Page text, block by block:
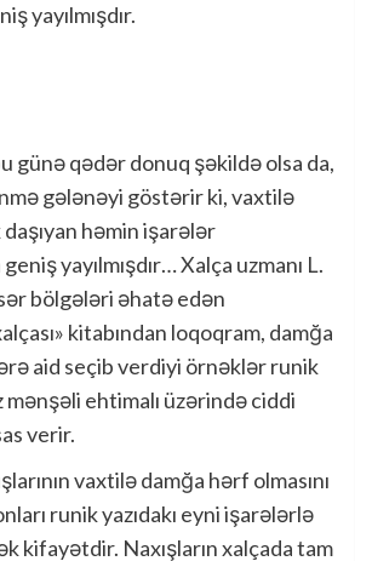
yayılmışdır.
günə qədər donuq şəkildə olsa da,
gələnəyi göstərir ki, vaxtilə
həmin işarələr
yayılmışdır… Xalça uzmanı L.
bölgələri əhatə edən
kitabından loqoqram, damğa
aid seçib verdiyi örnəklər runik
mənşəli ehtimalı üzərində ciddi
verir.
vaxtilə damğa hərf olmasını
runik yazıdakı eyni işarələrlə
kifayətdir. Naxışların xalçada tam